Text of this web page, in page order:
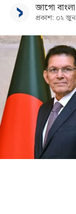
বিভাগ
আর্কাইভ
কনভার্টার
জাগো
প্রকাশ: ০২